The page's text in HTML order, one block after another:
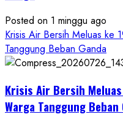
Seret
Oknum
Wartawan
Posted on 1 minggu ago
Krisis Air Bersih Meluas ke
Tanggung Beban Ganda
Krisis Air Bersih
Warga Tanggung Beban